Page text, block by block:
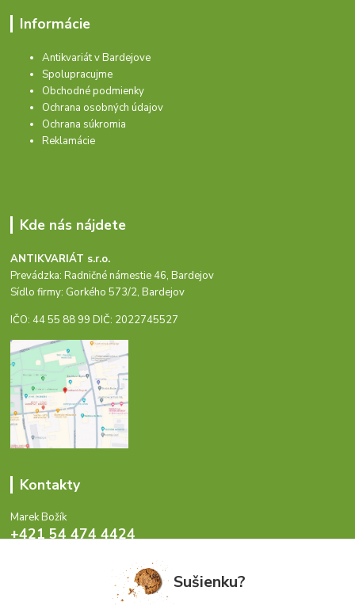
Informácie
Antikvariát v Bardejove
Spolupracujme
Obchodné podmienky
Ochrana osobných údajov
Ochrana súkromia
Reklamácie
Kde nás nájdete
ANTIKVARIÁT s.r.o.
Prevádzka: Radničné námestie 46, Bardejov
Sídlo firmy: Gorkého 573/2, Bardejov
IČO: 44 55 88 99 DIČ: 2022745527
Kontakty
Marek Božík
+421 54 474 4424
info@antikvariat.sk Sušienku?